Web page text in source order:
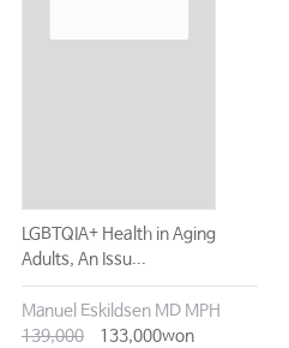
LGBTQIA+ Health in Aging
Adults, An Issu...
Manuel Eskildsen MD MPH
139,000
133,000won